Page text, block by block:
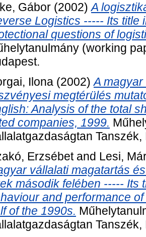
Gábor (2002)A
Logistics ----- Its title
questions of
(working
Ilona (2002)A
megtérülés
Analysis of the total
companies, 1999.
Tanszék,
Erzsébetand Lesi,
vállalati magatartás
második felében ----- Its
and performance
of the 1990s.
Tanszék,